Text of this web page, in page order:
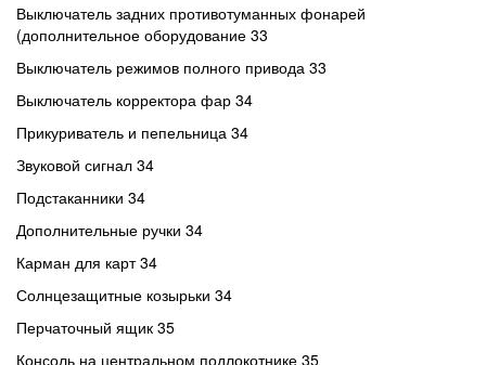
Выключатель задних противотуманных фонарей
(дополнительное оборудование 33
Выключатель режимов полного привода 33
Выключатель корректора фар 34
Прикуриватель и пепельница 34
Звуковой сигнал 34
Подстаканники 34
Дополнительные ручки 34
Карман для карт 34
Солнцезащитные козырьки 34
Перчаточный ящик 35
Консоль на центральном подлокотнике 35